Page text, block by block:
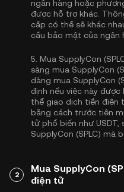
ngân hàng hoặc
được hỗ trợ khác.
cấp có thể sẽ khác
cầu bảo mật của ngân
5. Mua SupplyCon
sàng mua SupplyCon
dàng mua SupplyCon
định nếu việc này
thể giao dịch tiền điện
bằng cách trước tiên
tử phổ biến như USDT
SupplyCon (SPLC) mà
2
Mua SupplyCon
điện tử